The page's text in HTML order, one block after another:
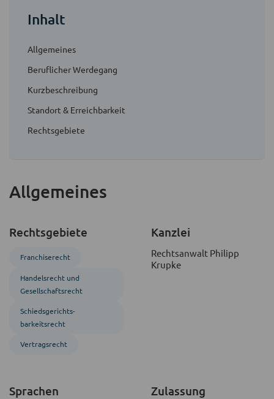
Inhalt
Allgemeines
Beruflicher Werdegang
Kurzbeschreibung
Standort & Erreichbarkeit
Rechtsgebiete
Allgemeines
Rechtsgebiete
Franchise­recht
Handels­recht und
Gesellschafts­recht
Schiedsgerichts­
barkeitsrecht
Vertragsrecht
Kanzlei
Rechtsanwalt Philipp
Krupke
Sprachen Zulassung